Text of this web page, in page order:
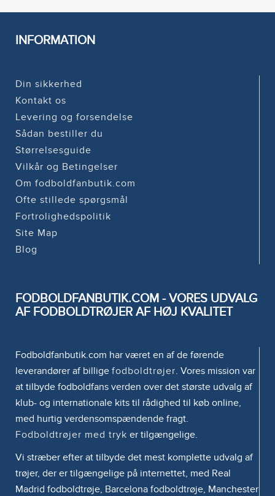
INFORMATION
Din sikkerhed
Kontakt os
Levering og forsendelse
Sådan bestiller du
Størrelsesguide
Vilkår og Betingelser
Om fodboldfanbutik.com
Ofte stillede spørgsmål
Fortrolighedspolitik
Site Map
Blog
FODBOLDFANBUTIK.COM - VORES UDVALG
AF FODBOLDTRØJER AF HØJ KVALITET
Fodboldfanbutik.com har været en af de førende
leverandører af billige fodboldtrøjer. Vores mission var
at tilbyde fodboldfans verden over det største udvalg af
klub- og internationale kits til rådighed til køb online,
med hurtig verdensomspændende fragt.
Fodboldtrøjer med tryk er tilgængelige.
Vi stræber efter at tilbyde det mest komplette udvalg af
trøjer, der er tilgængelige på internettet, med Real
Madrid fodboldtrøje, Barcelona fodboldtrøje, Manchester